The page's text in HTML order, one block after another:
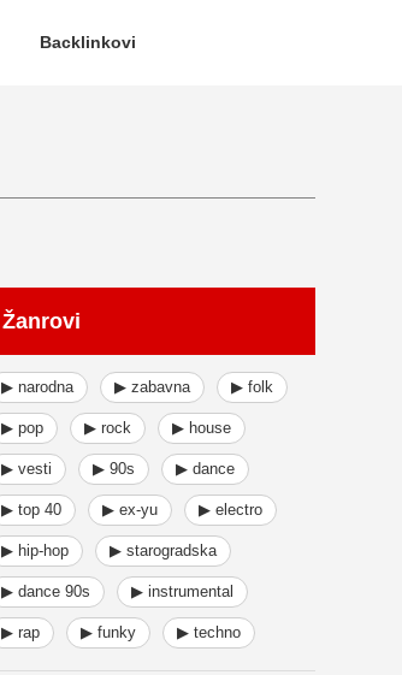
Backlinkovi
Žanrovi
▶ narodna ▶ zabavna ▶ folk
▶ pop ▶ rock ▶ house
▶ vesti ▶ 90s ▶ dance
▶ top 40 ▶ ex-yu ▶ electro
▶ hip-hop ▶ starogradska
▶ dance 90s ▶ instrumental
▶ rap ▶ funky ▶ techno